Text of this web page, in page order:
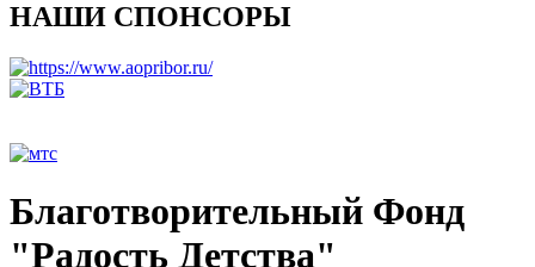
НАШИ СПОНСОРЫ
Благотворительный Фонд
"Радость Детства"